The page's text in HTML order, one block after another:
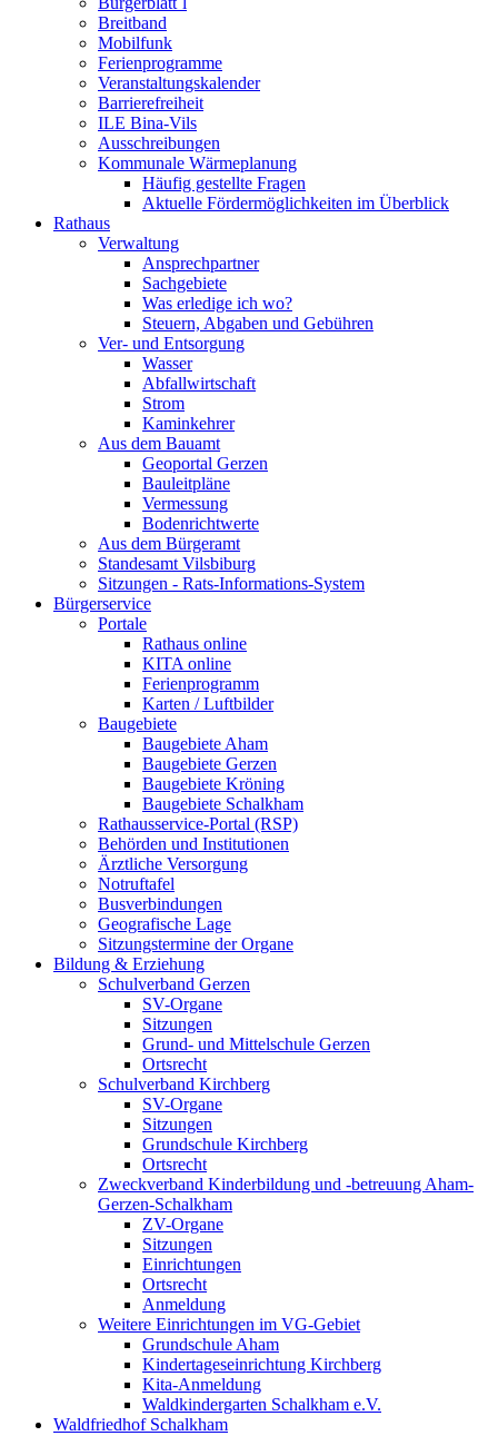
Breitband
Mobilfunk
Ferienprogramme
Veranstaltungskalender
Barrierefreiheit
ILE Bina-Vils
Ausschreibungen
Kommunale Wärmeplanung
Häufig gestellte Fragen
Aktuelle Fördermöglichkeiten im Überblick
Rathaus
Verwaltung
Ansprechpartner
Sachgebiete
Was erledige ich wo?
Steuern, Abgaben und Gebühren
Ver- und Entsorgung
Wasser
Abfallwirtschaft
Strom
Kaminkehrer
Aus dem Bauamt
Geoportal Gerzen
Bauleitpläne
Vermessung
Bodenrichtwerte
Aus dem Bürgeramt
Standesamt Vilsbiburg
Sitzungen - Rats-Informations-System
Bürgerservice
Portale
Rathaus online
KITA online
Ferienprogramm
Karten / Luftbilder
Baugebiete
Baugebiete Aham
Baugebiete Gerzen
Baugebiete Kröning
Baugebiete Schalkham
Rathausservice-Portal (RSP)
Behörden und Institutionen
Ärztliche Versorgung
Notruftafel
Busverbindungen
Geografische Lage
Sitzungstermine der Organe
Bildung & Erziehung
Schulverband Gerzen
SV-Organe
Sitzungen
Grund- und Mittelschule Gerzen
Ortsrecht
Schulverband Kirchberg
SV-Organe
Sitzungen
Grundschule Kirchberg
Ortsrecht
Zweckverband Kinderbildung und -betreuung Aham-
Gerzen-Schalkham
ZV-Organe
Sitzungen
Einrichtungen
Ortsrecht
Anmeldung
Weitere Einrichtungen im VG-Gebiet
Grundschule Aham
Kindertageseinrichtung Kirchberg
Kita-Anmeldung
Waldkindergarten Schalkham e.V.
Waldfriedhof Schalkham